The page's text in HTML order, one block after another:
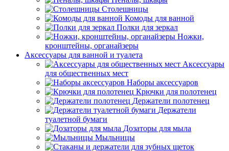
Столешницы
Комоды для ванной
Полки для зеркал
Ножки,
кронштейны, органайзеры
Аксессуары для ванной и туалета
Аксессуары
для общественных мест
Наборы аксессуаров
Крючки для полотенец
Держатели полотенец
Держатели
туалетной бумаги
Дозаторы для мыла
Мыльницы